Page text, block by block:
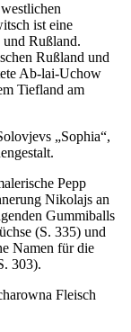
ist eine
Rußland.
Rußland und
Ab-lai-Uchow
Tiefland am
„Sophia“,
Pepp
Nikolajs an
Gummiballs
(S. 335) und
Namen für die
303).
Fleisch